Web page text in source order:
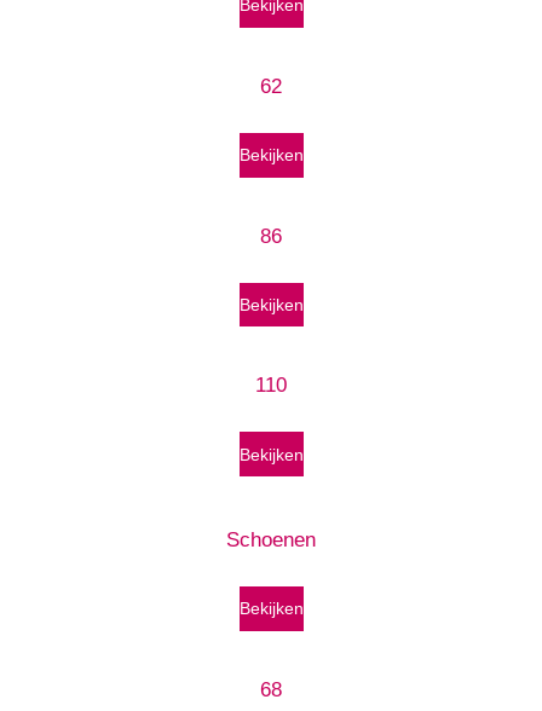
Bekijken
62
Bekijken
86
Bekijken
110
Bekijken
Schoenen
Bekijken
68